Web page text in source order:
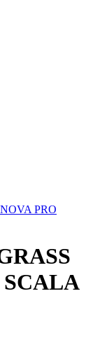
PRO
SCALA